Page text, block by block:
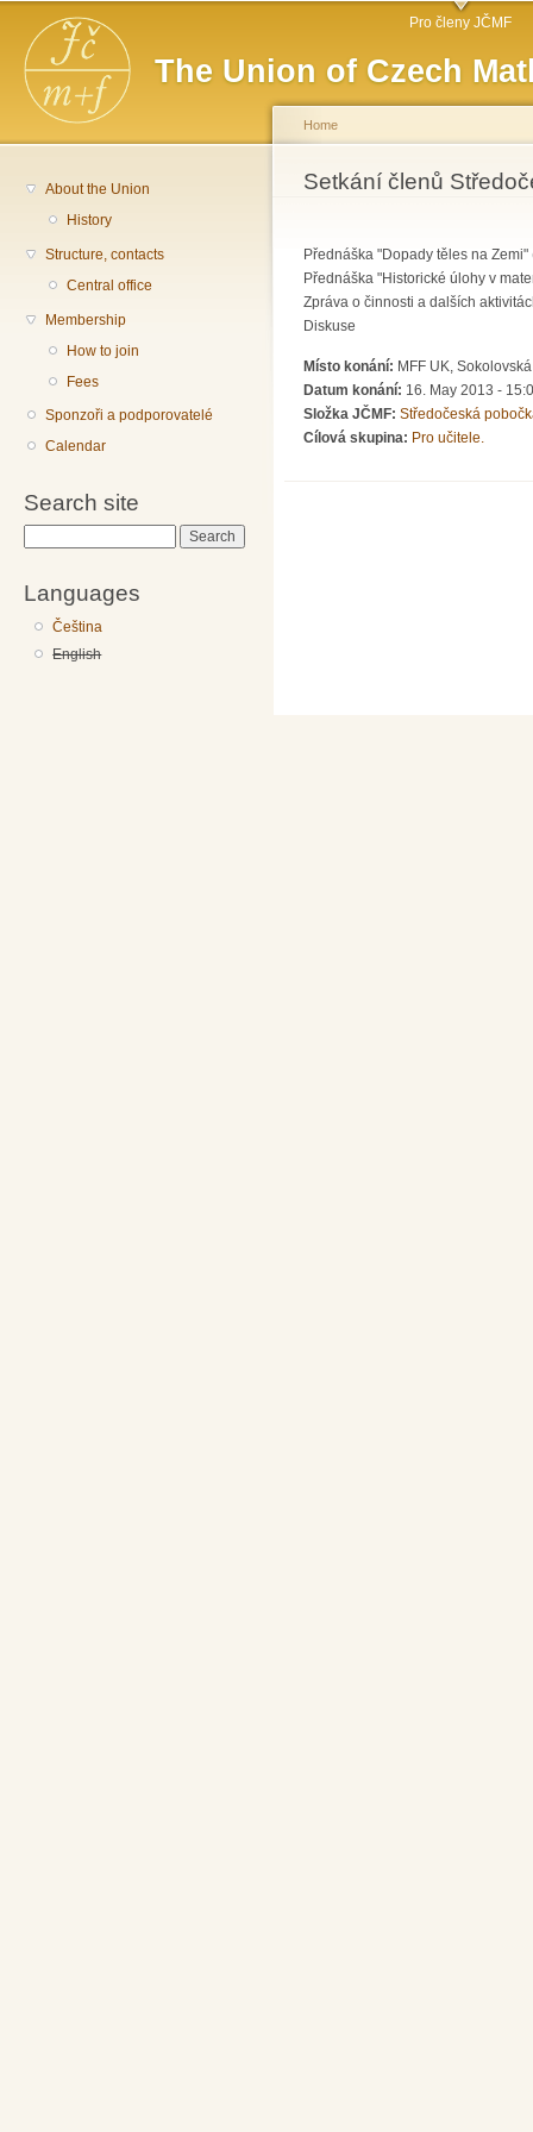
The Union of Czech
Main menu Pro členy JČMF
About the Union
History
Structure, contacts
Central office
Membership
How to join
Fees
Sponzoři a podporovatelé
Calendar
Search site
Languages
Čeština
English
You are here
Home
Setkání členů
Přednáška "Dopady těles na Zemi"
Přednáška "Historické úlohy v
Zpráva o činnosti a dalších
Diskuse
Místo konání: MFF UK,
Datum konání: 16. May 2013 -
Složka JČMF: Středočeská
Cílová skupina: Pro učitele.